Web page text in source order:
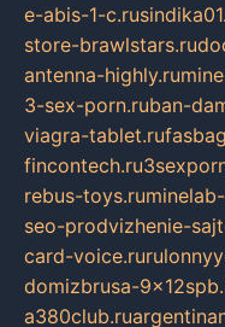
e-abis-1-c.ru
store-brawlstars.ru
antenna-highly.ru
3-sex-porn.ruban-
viagra-tablet.ru
fincontech.ru
rebus-toys.ru
seo-prodvizhenie-
card-voice.ru
domizbrusa-
a380club.ru